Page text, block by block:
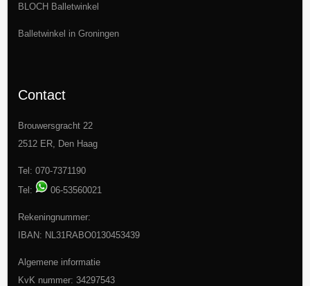
BLOCH Balletwinkel
Balletwinkel in Groningen
Contact
Brouwersgracht 22
2512 ER, Den Haag
Tel: 070-7371190
Tel:
06-53560021
Rekeningnummer:
IBAN: NL31RABO0130453439
Algemene informatie
KvK nummer: 34297543